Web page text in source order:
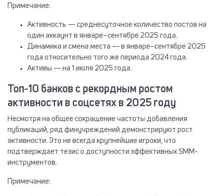
Примечание:
Активность — среднесуточное количество постов на
один аккаунт в январе–сентябре 2025 года.
Динамика и смена места — в январе–сентябре 2025
года относительно того же периода 2024 года.
Активы — на 1 июля 2025 года.
Топ-10 банков с рекордным ростом
активности в соцсетях в 2025 году
Несмотря на общее сокращение частоты добавления
публикаций, ряд финучреждений демонстрируют рост
активности. Это не всегда крупнейшие игроки, что
подтверждает тезис о доступности эффективных SMM-
инструментов.
Примечание: